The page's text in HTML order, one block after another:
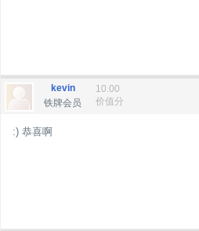
kevin
铁牌会员
10.00
价值分
:) 恭喜啊